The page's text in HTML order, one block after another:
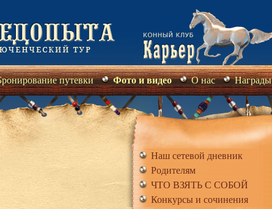
путевки Фото и видео О нас Награды
Наш сетевой дневник
Родителям
ЧТО ВЗЯТЬ С СОБОЙ
Конкурсы и сочинения